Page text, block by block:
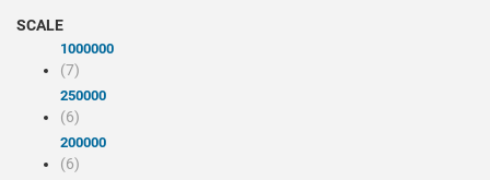
SCALE
1000000
(7)
250000
(6)
200000
(6)